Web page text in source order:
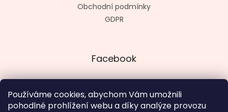
Používáme cookies, abychom Vám umožnili
pohodlné prohlížení webu a díky analýze provozu
Obchodní podmínky
GDPR
Facebook
Vytvořil kashop.cz